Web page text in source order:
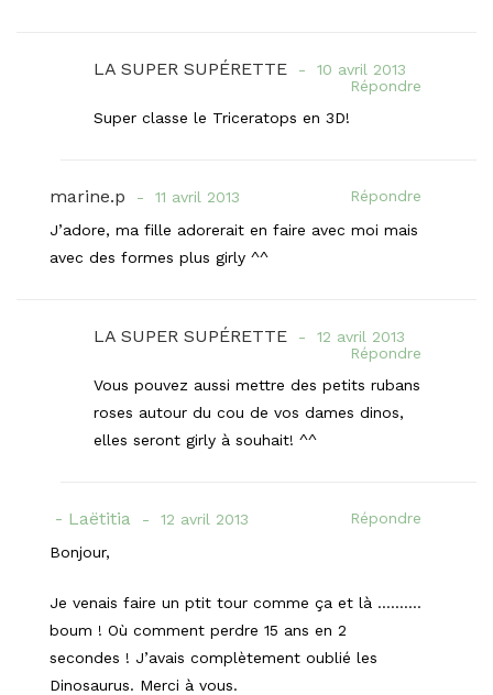
LA SUPER SUPÉRETTE
10 avril 2013
Répondre
Super classe le Triceratops en 3D!
marine.p 11 avril 2013
Répondre
J’adore, ma fille adorerait en faire avec moi mais
avec des formes plus girly ^^
LA SUPER SUPÉRETTE
12 avril 2013
Répondre
Vous pouvez aussi mettre des petits rubans
roses autour du cou de vos dames dinos,
elles seront girly à souhait! ^^
Laëtitia 12 avril 2013
Répondre
Bonjour,
Je venais faire un ptit tour comme ça et là ……….
boum ! Où comment perdre 15 ans en 2
secondes ! J’avais complètement oublié les
Dinosaurus. Merci à vous.